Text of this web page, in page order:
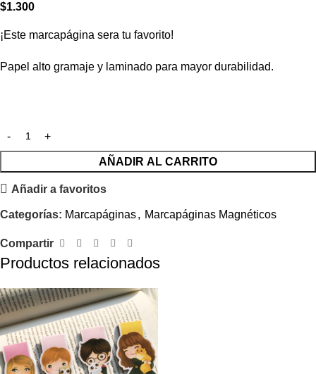
$1.300
¡Este marcapágina sera tu favorito!
Papel alto gramaje y laminado para mayor durabilidad.
AÑADIR AL CARRITO
Añadir a favoritos
Categorías: Marcapáginas, Marcapáginas Magnéticos
Compartir
Productos relacionados